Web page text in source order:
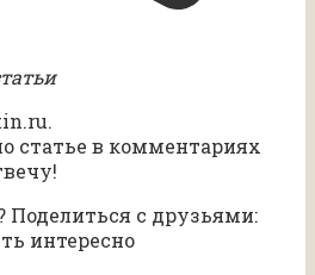
статье в комментариях
Поделиться с друзьями:
интересно